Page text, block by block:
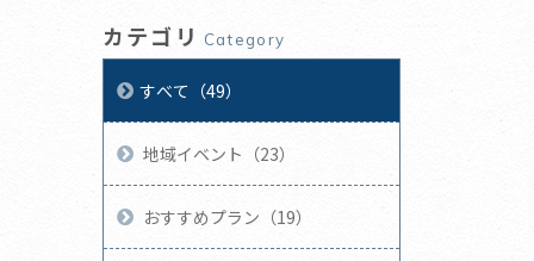
カテゴリ Category
すべて（49）
地域イベント（23）
おすすめプラン（19）